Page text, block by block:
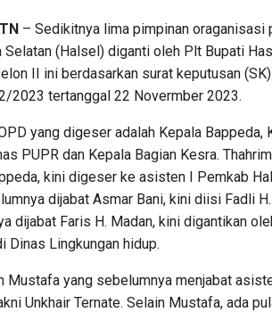
– Sedikitnya lima pimpinan oraganisasi
Selatan (Halsel) diganti oleh Plt Bupati
II ini berdasarkan surat keputusan
2023 tertanggal 22 Novermber 2023.
yang digeser adalah Kepala Bappeda,
PUPR dan Kepala Bagian Kesra.
kini digeser ke asisten I Pemkab
dijabat Asmar Bani, kini diisi Fadli
dijabat Faris H. Madan, kini digantikan
Dinas Lingkungan hidup.
Mustafa yang sebelumnya menjabat
Unkhair Ternate. Selain Mustafa, ada